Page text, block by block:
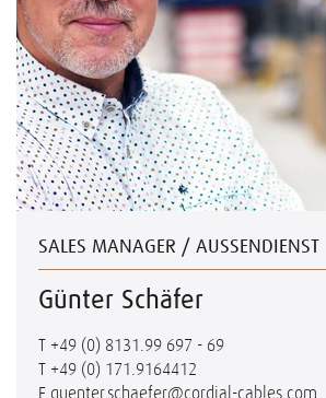
SALES MANAGER / AUSSENDIENST
Günter Schäfer
T +49 (0) 8131.99 697 - 69
T +49 (0) 171.9164412
E guenter.schaefer@cordial-cables.com